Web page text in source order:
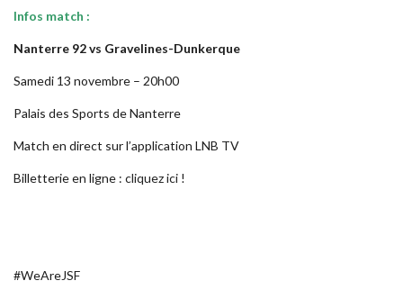
Infos match :
Nanterre 92 vs Gravelines-Dunkerque
Samedi 13 novembre – 20h00
Palais des Sports de Nanterre
Match en direct sur l’application LNB TV
Billetterie en ligne : cliquez ici !
#WeAreJSF